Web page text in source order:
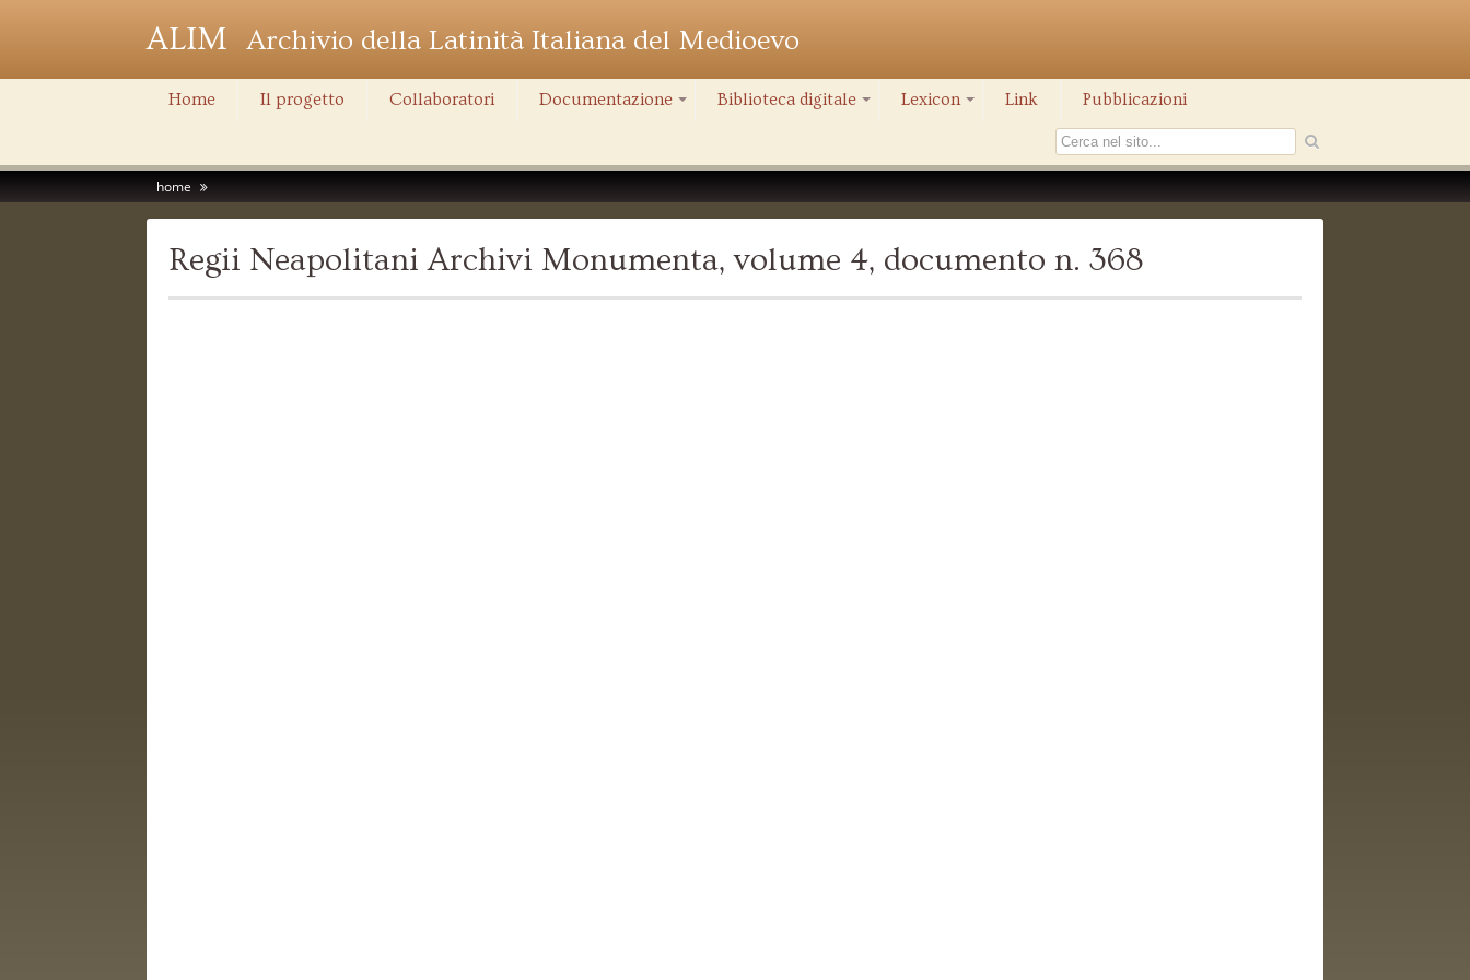
ALIM Archivio della Latinità Italiana del Medioevo
Home Il progetto Collaboratori Documentazione Biblioteca digitale Lexicon Link Pubblicazioni
home
Regii Neapolitani Archivi Monumenta, volume 4, documento n. 368